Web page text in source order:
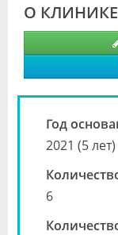
Клиники
Галерея
Лаборатории
О КЛИНИКЕ
Год
2021 (5 лет)
6